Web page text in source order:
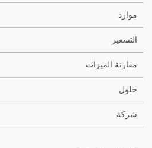
موارد
التسعير
مقارنة الميزات
حلول
شركة